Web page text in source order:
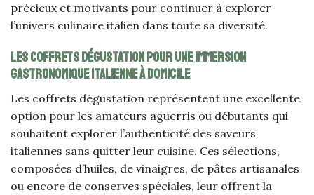
précieux et motivants pour continuer à explorer
l’univers culinaire italien dans toute sa diversité.
Les coffrets dégustation pour une immersion
gastronomique italienne à domicile
Les coffrets dégustation représentent une excellente
option pour les amateurs aguerris ou débutants qui
souhaitent explorer l’authenticité des saveurs
italiennes sans quitter leur cuisine. Ces sélections,
composées d’huiles, de vinaigres, de pâtes artisanales
ou encore de conserves spéciales, leur offrent la